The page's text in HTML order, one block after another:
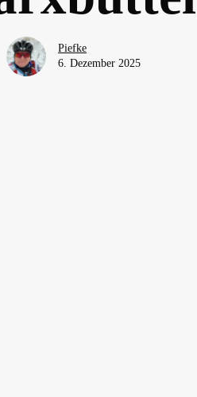
Piefke
6. Dezember 2025